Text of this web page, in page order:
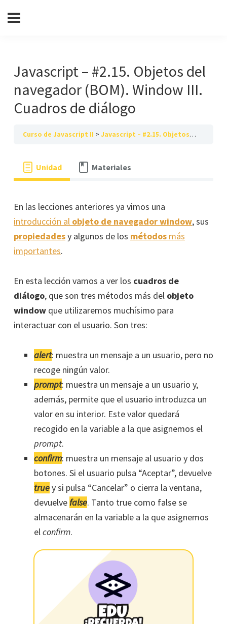
Javascript – #2.15. Objetos del
navegador (BOM). Window III.
Cuadros de diálogo
Curso de Javascript II Javascript – #2.15. Objetos del navegador (BOM). Window III. Cuadros de diálogo
Unidad Materiales
En las lecciones anteriores ya vimos una
introducción al objeto de navegador window, sus
propiedadesy algunos de los métodos más
importantes.
En esta lección vamos a ver los cuadros de
diálogo, que son tres métodos más del objeto
window que utilizaremos muchísimo para
interactuar con el usuario. Son tres:
alert: muestra un mensaje a un usuario, pero no
recoge ningún valor.
prompt: muestra un mensaje a un usuario y,
además, permite que el usuario introduzca un
valor en su interior. Este valor quedará
recogido en la variable a la que asignemos el
prompt.
confirm: muestra un mensaje al usuario y dos
botones. Si el usuario pulsa “Aceptar”, devuelve
truey si pulsa “Cancelar” o cierra la ventana,
devuelvefalse. Tanto true como false se
almacenarán en la variable a la que asignemos
elconfirm.